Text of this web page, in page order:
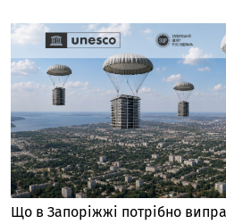
Що в Запоріжжі потрібно